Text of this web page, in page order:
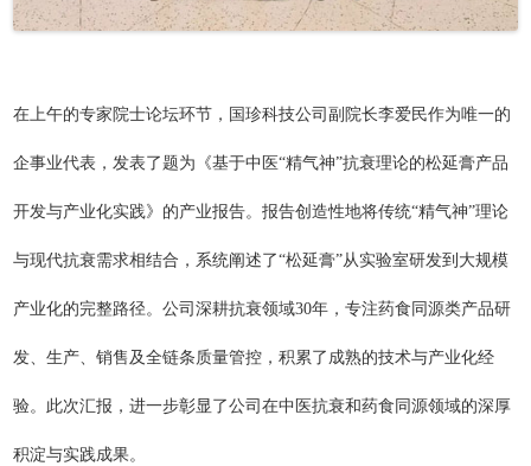
在上午的专家院士论坛环节，国珍科技公司副院长李爱民作为唯一的
企事业代表，发表了题为《基于中医“精气神”抗衰理论的松延膏产品
开发与产业化实践》的产业报告。报告创造性地将传统“精气神”理论
与现代抗衰需求相结合，系统阐述了“松延膏”从实验室研发到大规模
产业化的完整路径。公司深耕抗衰领域30年，专注药食同源类产品研
发、生产、销售及全链条质量管控，积累了成熟的技术与产业化经
验。此次汇报，进一步彰显了公司在中医抗衰和药食同源领域的深厚
积淀与实践成果。